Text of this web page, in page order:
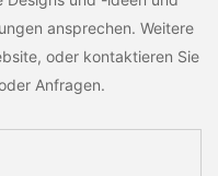
ansprechen. Weitere
oder kontaktieren Sie
Anfragen.